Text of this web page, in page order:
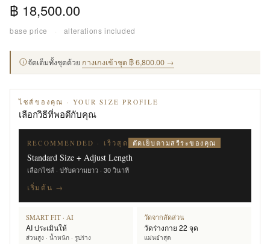
฿ 18,500.00
base price · alterations included
จัดเต็มทั้งชุดด้วย กางเกงเข้าชุด ฿ 6,800.00 →
ไซส์ของคุณ · YOUR SIZE PROFILE
เลือกวิธีที่พอดีกับคุณ
RECOMMENDED · เร็วสุด ตัดเย็บตามสรีระของคุณ
Standard Size + Adjust Length
เลือกไซส์ · ปรับความยาว · 30 วินาที
เริ่มต้น →
SMART FIT · AI
AI ประเมินให้
ส่วนสูง · น้ำหนัก · รูปร่าง
วัดจากสัดส่วน
วัดร่างกาย 22 จุด
แม่นยำสุด